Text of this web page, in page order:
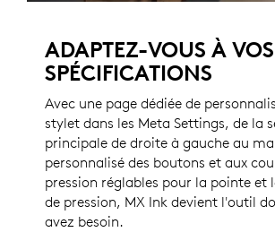
ADAPTEZ-VOUS À VOS
SPÉCIFICATIONS
Avec une page dédiée de
stylet dans les Meta Settings, de la
principale de droite à gauche au
personnalisé des boutons et aux
pression réglables pour la pointe et
de pression, MX Ink devient l'outil
avez besoin.